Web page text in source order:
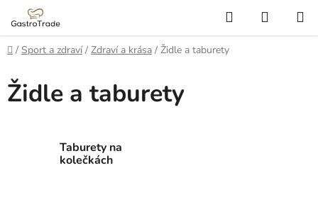
obsah
Hledat
KOŠÍK
Domů
/ Sport a zdraví / Zdraví a krása / Židle a taburety
Židle a taburety
Taburety na
kolečkách